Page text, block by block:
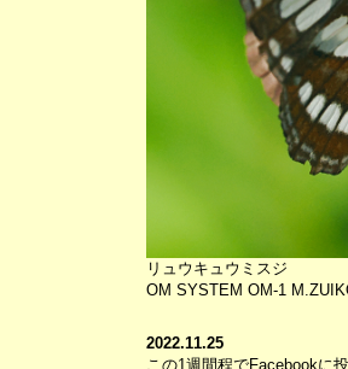
リュウキュウミスジ
OM SYSTEM OM-1
2022.11.25
この1週間程でFacebookに